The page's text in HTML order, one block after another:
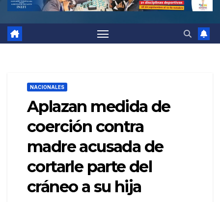
NACIONALES
Aplazan medida de
coerción contra
madre acusada de
cortarle parte del
cráneo a su hija